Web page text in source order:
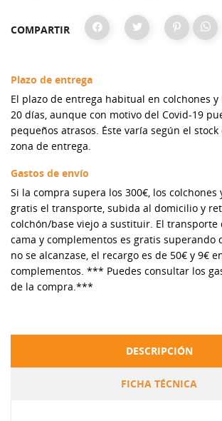
COMPARTIR
Plazo de entrega
El plazo de entrega habitual en colchones y
20 días, aunque con motivo del Covid-19
pequeños atrasos. Éste varía según el
zona de entrega.
Gastos de envío
Si la compra supera los 300€, los colchones
gratis el transporte, subida al domicilio y
colchón/base viejo a sustituir. El transporte
cama y complementos es gratis superando
no se alcanzase, el recargo es de 50€ y 9€
complementos. *** Puedes consultar los
de la compra.***
DESCRIPCIÓN
FICHA TÉCNICA